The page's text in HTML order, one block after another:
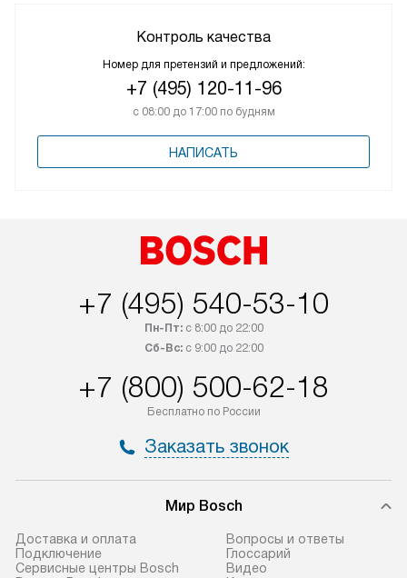
Контроль качества
Номер для претензий и предложений:
+7 (495) 120-11-96
с 08:00 до 17:00 по будням
НАПИСАТЬ
+7 (495) 540-53-10
Пн-Пт:с 8:00 до 22:00
Сб-Вс:с 9:00 до 22:00
+7 (800) 500-62-18
Бесплатно по России
Заказать звонок
Мир Bosch
Доставка и оплата
Подключение
Сервисные центры Bosch
Вопросы и ответы
Глоссарий
Видео